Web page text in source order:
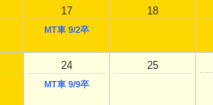
17
MT車 9/2卒
18
24
MT車 9/9卒
25